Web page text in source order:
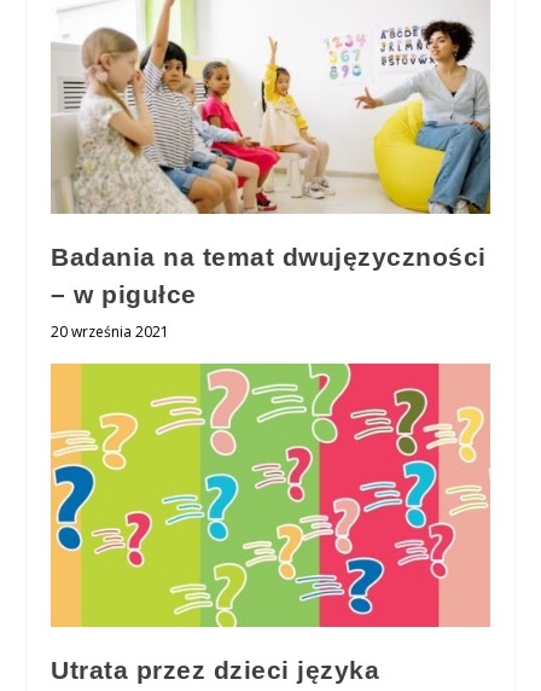
Badania na temat dwujęzyczności
– w pigułce
20 września 2021
Utrata przez dzieci języka